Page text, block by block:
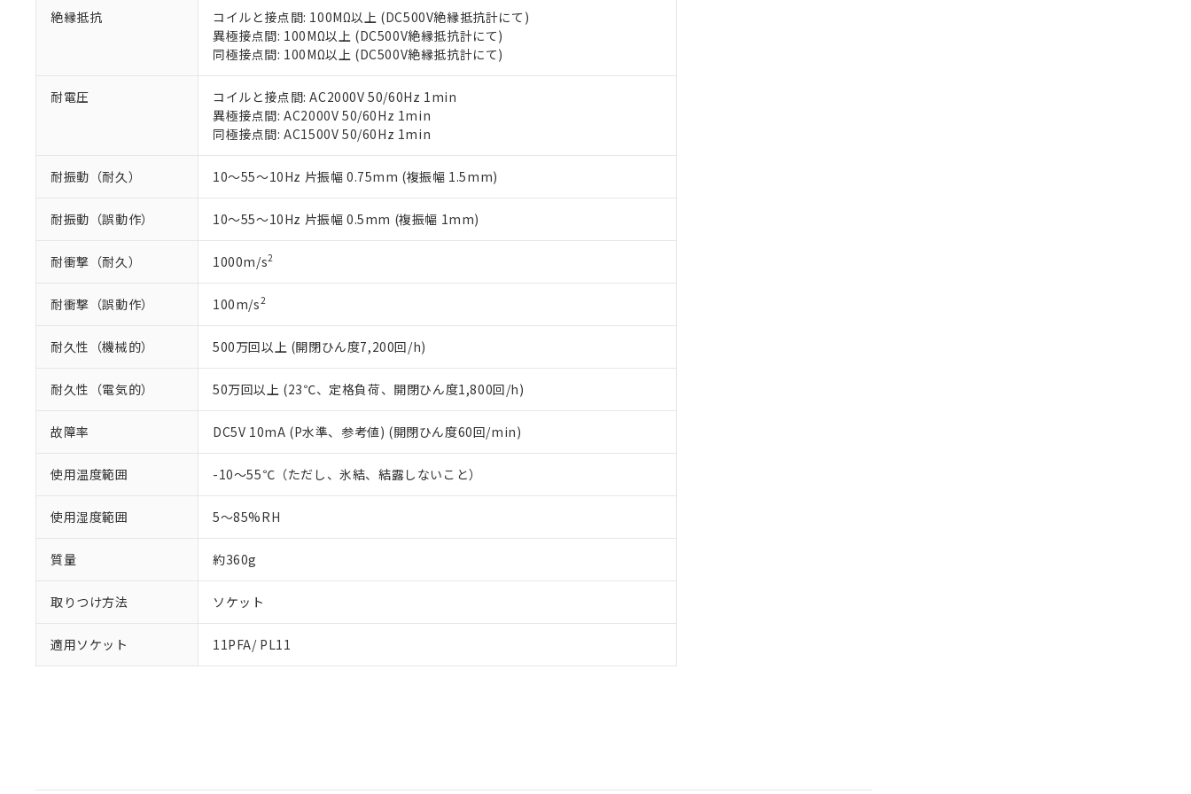
絶縁抵抗
コイルと接点間: 100MΩ以上 (DC500V絶縁抵抗計にて)
異極接点間: 100MΩ以上 (DC500V絶縁抵抗計にて)
同極接点間: 100MΩ以上 (DC500V絶縁抵抗計にて)
耐電圧
コイルと接点間: AC2000V 50/60Hz 1min
異極接点間: AC2000V 50/60Hz 1min
同極接点間: AC1500V 50/60Hz 1min
耐振動（耐久） 10～55～10Hz 片振幅 0.75mm (複振幅 1.5mm)
耐振動（誤動作） 10～55～10Hz 片振幅 0.5mm (複振幅 1mm)
耐衝撃（耐久） 1000m/s2
耐衝撃（誤動作） 100m/s2
耐久性（機械的） 500万回以上 (開閉ひん度7,200回/h)
耐久性（電気的） 50万回以上 (23℃、定格負荷、開閉ひん度1,800回/h)
故障率 DC5V 10mA (P水準、参考値) (開閉ひん度60回/min)
使用温度範囲 -10～55℃（ただし、氷結、結露しないこと）
使用湿度範囲 5～85%RH
質量 約360g
取りつけ方法 ソケット
適用ソケット 11PFA/ PL11
が、当社の製品・サービスに関するお客様との取引・商談に必要な範囲で利用することをご了承くだ
さい。
※当社の共同利用者とは、"個人情報の共同利用に関して"
下記の非含有証明書をダウンロードすることができます。
EU RoHS指令（10物質）の非含有証明書
51物質の非含有証明書（当社基準）
※本証明書は発行日時点で非含有を証明するもので、過去に遡って非含有を証明するものではありません。
また、RoHS指令のフタル酸エステル類４物質の対応では、対応完了までの期間は出荷製品に未対応品が
混在することから備考欄に対応日を記載しておりました。
り割愛しております。
合意する